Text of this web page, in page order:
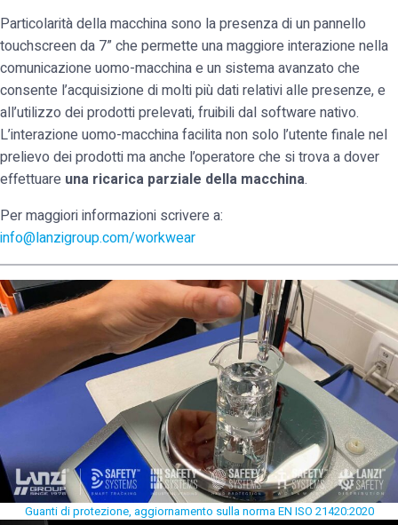
Particolarità della macchina sono la presenza di un pannello
touchscreen da 7” che permette una maggiore interazione nella
comunicazione uomo-macchina e un sistema avanzato che
consente l’acquisizione di molti più dati relativi alle presenze, e
all’utilizzo dei prodotti prelevati, fruibili dal software nativo.
L’interazione uomo-macchina facilita non solo l’utente finale nel
prelievo dei prodotti ma anche l’operatore che si trova a dover
effettuare una ricarica parziale della macchina.
Per maggiori informazioni scrivere a:
info@lanzigroup.com/workwear
Guanti di protezione, aggiornamento sulla norma EN ISO 21420:2020